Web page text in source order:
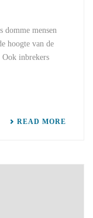
domme mensen
hoogte van de
Ook inbrekers
READ MORE